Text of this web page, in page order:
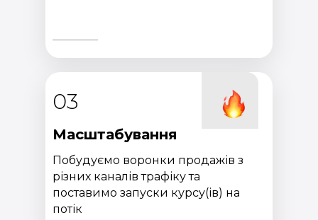
Масштабування
03
Побудуємо воронки продажів з
різних каналів трафіку та
поставимо запуски курсу(ів) на
потік